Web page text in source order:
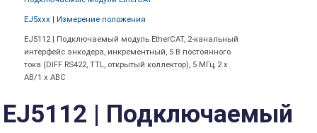
EJ5xxx | Измерение положения
EJ5112 | Подключаемый модуль EtherCAT, 2-канальный
интерфейс энкодера, инкрементный, 5 В постоянного
тока (DIFF RS422, TTL, открытый коллектор), 5 МГц, 2 x
AB/1 x ABC
EJ5112 | Подключаемый